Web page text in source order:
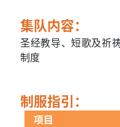
集队内容：
圣经教导、短歌及祈
制度
制服指引：
项目